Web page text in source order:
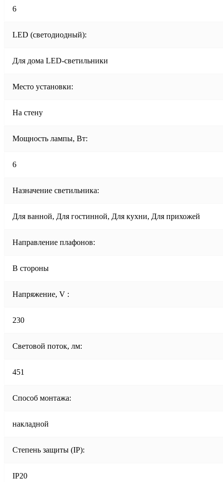
6
LED (светодиодный):
Для дома LED-светильники
Место установки:
На стену
Мощность лампы, Вт:
6
Назначение светильника:
Для ванной, Для гостинной, Для кухни, Для прихожей
Направление плафонов:
В стороны
Напряжение, V :
230
Световой поток, лм:
451
Способ монтажа:
накладной
Степень защиты (IP):
IP20